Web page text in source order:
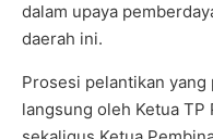
dalam upaya
daerah ini.
Prosesi pelantikan
langsung oleh Ketua TP